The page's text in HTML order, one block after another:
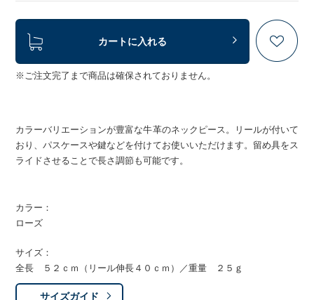
カートに入れる
※ご注文完了まで商品は確保されておりません。
カラーバリエーションが豊富な牛革のネックピース。リールが付いて
おり、パスケースや鍵などを付けてお使いいただけます。留め具をス
ライドさせることで長さ調節も可能です。
カラー：
ローズ
サイズ：
全長 ５２ｃｍ（リール伸長４０ｃｍ）／重量 ２５ｇ
サイズガイド